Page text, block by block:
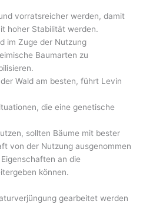
vorratsreicher werden, damit
hoher Stabilität werden.
im Zuge der Nutzung
Baumarten zu
Wald am besten, führt Levin
die eine genetische
sollten Bäume mit bester
von der Nutzung ausgenommen
an die
können.
gearbeitet werden